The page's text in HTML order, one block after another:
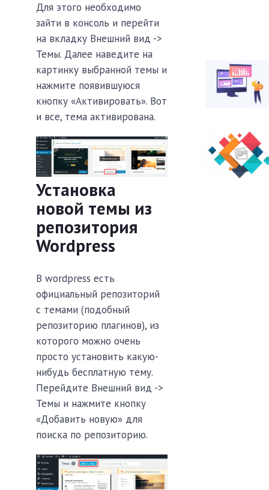
Для этого необходимо
зайти в консоль и перейти
на вкладку Внешний вид ->
Темы. Далее наведите на
картинку выбранной темы и
нажмите появившуюся
кнопку «Активировать». Вот
и все, тема активирована.
Установка
новой темы из
репозитория
Wordpress
В wordpress есть
официальный репозиторий
с темами (подобный
репозиторию плагинов), из
которого можно очень
просто установить какую-
нибудь бесплатную тему.
Перейдите Внешний вид ->
Темы и нажмите кнопку
«Добавить новую» для
поиска по репозиторию.